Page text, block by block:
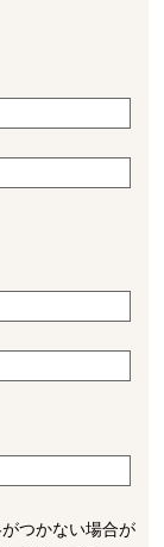
つかない場合が